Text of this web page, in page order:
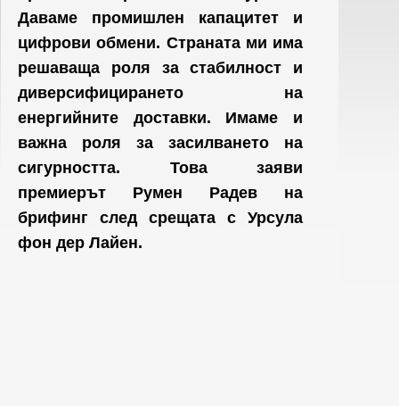
Даваме промишлен капацитет и
цифрови обмени. Страната ми има
решаваща роля за стабилност и
диверсифицирането на
енергийните доставки. Имаме и
важна роля за засилването на
сигурността. Това заяви
премиерът Румен Радев на
брифинг след срещата с Урсула
фон дер Лайен.